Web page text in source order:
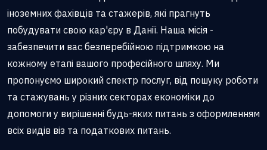
іноземних фахівців та стажерів, які прагнуть
побудувати свою кар'єру в Данії. Наша місія -
забезпечити вас безперебійною підтримкою на
кожному етапі вашого професійного шляху. Ми
пропонуємо широкий спектр послуг, від пошуку роботи
та стажувань у різних секторах економіки до
допомоги у вирішенні будь-яких питань з оформленням
всіх видів віз та податкових питань.